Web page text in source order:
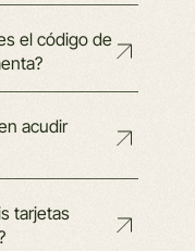
el código de
acudir
tarjetas